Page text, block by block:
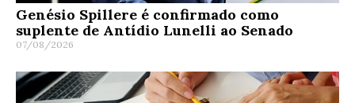
Genésio Spillere é confirmado como
suplente de Antídio Lunelli ao Senado
07/08/2026